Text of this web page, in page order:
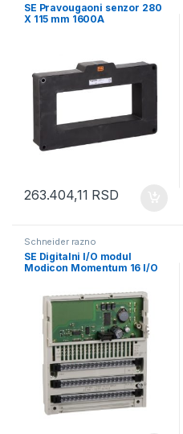
SE Pravougaoni senzor 280
X 115 mm 1600A
263.404,11 RSD
Schneider razno
SE Digitalni I/O modul
Modicon Momentum 16 I/O